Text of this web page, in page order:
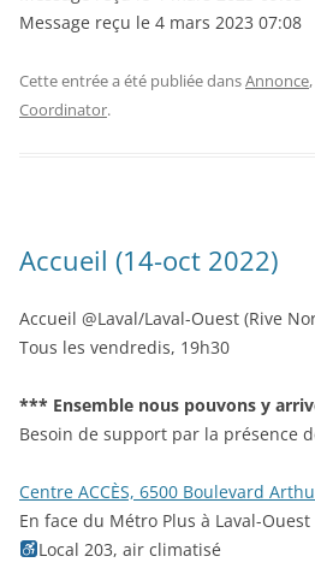
Message reçu le 4 mars 2023 07:08
Cette entrée a été publiée dansAnnonce,
Coordinator.
Accueil (14-oct 2022)
Accueil @Laval/Laval-Ouest (Rive
Tous les vendredis, 19h30
*** Ensemble nous pouvons y
Besoin de support par la présence
Centre ACCÈS, 6500 Boulevard
En face du Métro Plus à Laval-Ouest
Local 203, air climatisé